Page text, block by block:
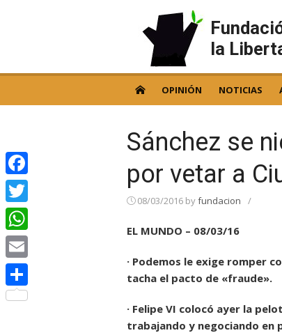
la
OPINIÓN NOTICIAS
Sánchez se
por vetar a
08/03/2016 byfundacion /
EL MUNDO – 08/03/16
· Podemos le exige romper
tacha el pacto de «fraude».
· Felipe VI colocó ayer la
trabajando y negociando en
Facebook
Twitter
WhatsApp
Email
Compartir